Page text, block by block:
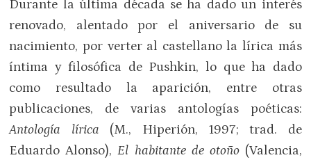
Durante la última década se ha dado un interés
renovado, alentado por el aniversario de su
nacimiento, por verter al castellano la lírica más
íntima y filosófica de Pushkin, lo que ha dado
como resultado la aparición, entre otras
publicaciones, de varias antologías poéticas:
Antología lírica (M., Hiperión, 1997; trad. de
Eduardo Alonso),El habitante de otoño (Valencia,